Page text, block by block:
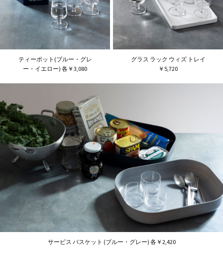
ティーポット(ブルー・グレ
ー・イエロー) 各￥3,080
グラス ラック ウィズ トレイ
￥5,720
サービス バスケット (ブルー・グレー) 各￥2,420